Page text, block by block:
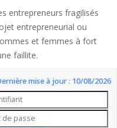
entrepreneurs fragilisés
entrepreneurial ou
et femmes à fort
faillite.
mise à jour : 10/08/2026